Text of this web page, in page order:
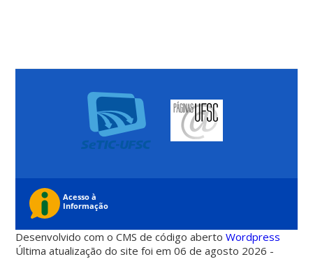
Desenvolvido com o CMS de código abertoWordpress
Última atualização do site foi em 06 de agosto 2026 -